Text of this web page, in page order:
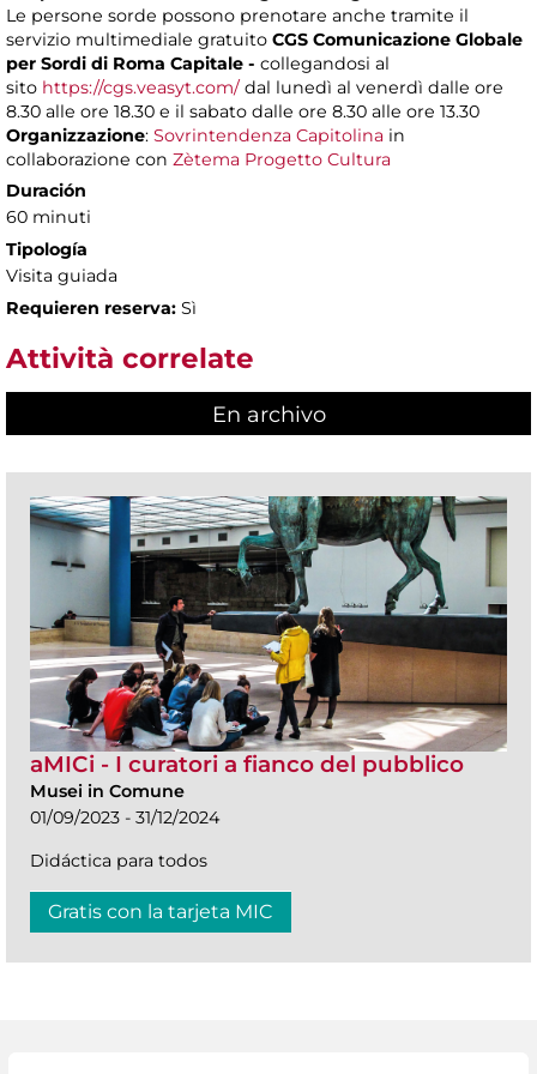
Le persone sorde possono prenotare anche tramite il
servizio multimediale gratuito CGS Comunicazione Globale
per Sordi di Roma Capitale - collegandosi al
sito https://cgs.veasyt.com/dal lunedì al venerdì dalle ore
8.30 alle ore 18.30 e il sabato dalle ore 8.30 alle ore 13.30
Organizzazione: Sovrintendenza Capitolina in
collaborazione con Zètema Progetto Cultura
Duración
60 minuti
Tipología
Visita guiada
Requieren reserva: Sì
Attività correlate
En archivo
aMICi - I curatori a fianco del pubblico
Musei in Comune
01/09/2023 - 31/12/2024
Didáctica para todos
Gratis con la tarjeta MIC